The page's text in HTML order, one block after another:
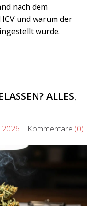
nach dem
und warum der
wurde.
ALLES,
2026 Kommentare (0)